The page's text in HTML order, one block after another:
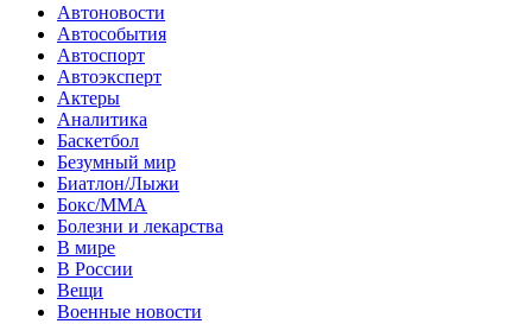
Автоновости
Автособытия
Автоспорт
Автоэксперт
Актеры
Аналитика
Баскетбол
Безумный мир
Биатлон/Лыжи
Бокс/MMA
Болезни и лекарства
В мире
В России
Вещи
Военные новости